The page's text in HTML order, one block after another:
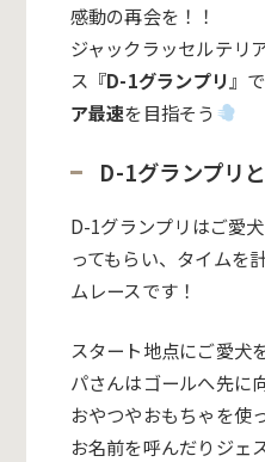
感動の再会を！！
ジャックラッセルテリ
ス『D-1グランプリ 』で
ア最速を目指そう
D-1グランプリ
D-1グランプリはご愛
ってもらい、タイムを
ムレースです！
スタート地点にご愛犬
パさんはゴールへ先に
おやつやおもちゃを使
お名前を呼んだりジェ